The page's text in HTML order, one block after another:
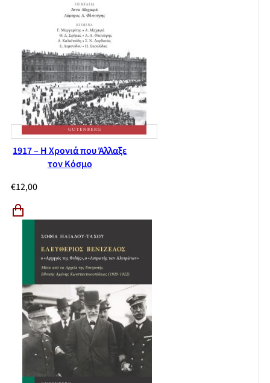
1917 – H Χρονιά που Άλλαξε
τον Κόσμο
€12,00